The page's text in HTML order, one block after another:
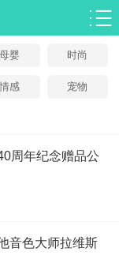
母婴 时尚
情感 宠物
周年纪念赠品公
音色大师拉维斯